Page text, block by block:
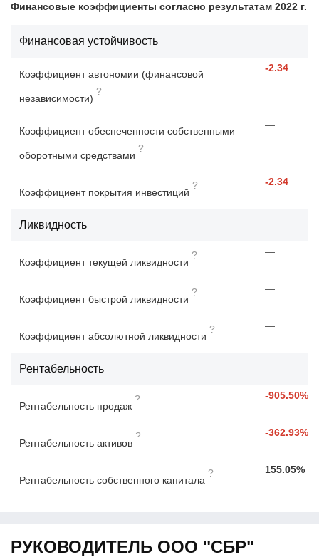
Финансовые коэффициенты согласно результатам 2022 г.
Финансовая устойчивость
Коэффициент автономии (финансовой
независимости)
?
-2.34
Коэффициент обеспеченности собственными
оборотными средствами
?
—
Коэффициент покрытия инвестиций
? -2.34
Ликвидность
Коэффициент текущей ликвидности
? —
Коэффициент быстрой ликвидности
? —
Коэффициент абсолютной ликвидности
? —
Рентабельность
Рентабельность продаж
? -905.50%
Рентабельность активов
? -362.93%
Рентабельность собственного капитала
? 155.05%
РУКОВОДИТЕЛЬ ООО "СБР"